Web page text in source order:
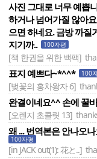
사진 그대로 너무 예쁩
하거나 넘어가질 않아
으면 하네요. 금방 까질
지기까..
100자평
[책 한권을 위한 백팩]
표지 예쁘다~*^^* 100
[벚꽃의 홍차왕자 6]
완결이네요^^ 손에 꿀
[오렌지 초콜릿 13]
왜 ... 번역본은 안나오
100자평
[in JACK out(1): 花と..]